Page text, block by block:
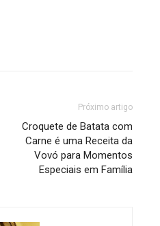
Próximo artigo
Croquete de Batata com
Carne é uma Receita da
Vovó para Momentos
Especiais em Família